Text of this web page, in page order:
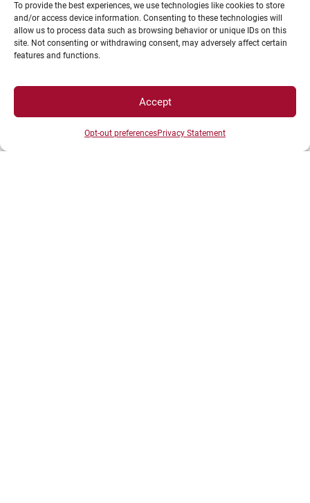
To provide the best experiences, we use technologies like cookies to store
and/or access device information. Consenting to these technologies will
allow us to process data such as browsing behavior or unique IDs on this
site. Not consenting or withdrawing consent, may adversely affect certain
features and functions.
Accept
Opt-out preferencesPrivacy Statement
Plan d’accès des campus
Mentions légales
Gérer mes cookies
Politique de cookies
Politique de confidentialité
Avertissement